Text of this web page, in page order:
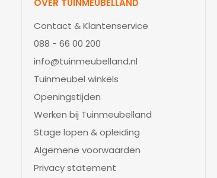
OVER TUINMEUBELLAND
Contact & Klantenservice
088 - 66 00 200
info@tuinmeubelland.nl
Tuinmeubel winkels
Openingstijden
Werken bij Tuinmeubelland
Stage lopen & opleiding
Algemene voorwaarden
Privacy statement